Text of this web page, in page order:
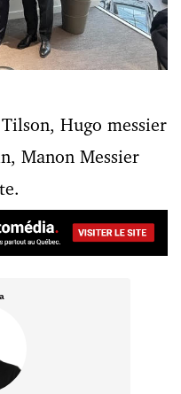
Hugo messier
Manon Messier